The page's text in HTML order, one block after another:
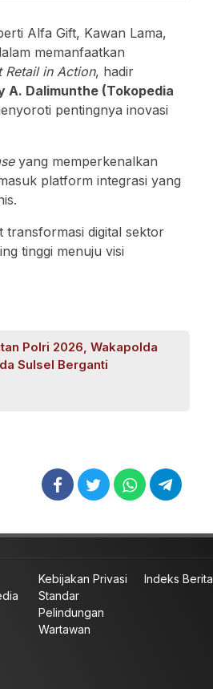
Alfa Gift, Kawan Lama,
memanfaatkan
Retail in Action, hadir
A. Dalimunthe (Tokopedia
pentingnya inovasi
yang memperkenalkan
platform integrasi yang
transformasi digital sektor
tinggi menuju visi
Polri 2026, Wakapolda
Sulsel Berganti
Kebijakan Privasi
Indeks Berita
Standar
Pelindungan
Wartawan